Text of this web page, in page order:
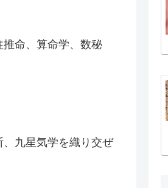
命、算命学、数秘
九星気学を織り交ぜ